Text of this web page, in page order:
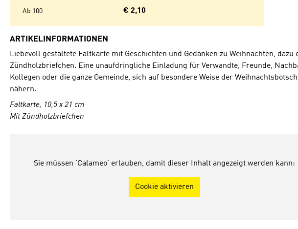
Ab 100 € 2,10
ARTIKELINFORMATIONEN
Liebevoll gestaltete Faltkarte mit Geschichten und Gedanken zu Weihnachten, dazu
Zündholzbriefchen. Eine unaufdringliche Einladung für Verwandte, Freunde,
Kollegen oder die ganze Gemeinde, sich auf besondere Weise der
nähern.
Faltkarte, 10,5 x 21 cm
Mit Zündholzbriefchen
Sie müssen 'Calameo' erlauben, damit dieser Inhalt angezeigt werden kann:
Cookie aktivieren